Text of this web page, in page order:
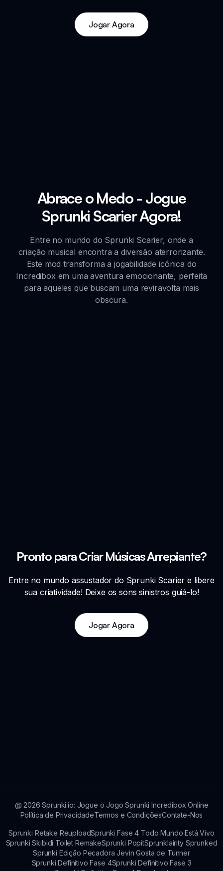
Jogar Agora
Abrace o Medo - Jogue
Sprunki Scarier Agora!
Entre no mundo do Sprunki Scarier, onde a
criação musical encontra a diversão aterrorizante.
Este mod transforma a jogabilidade icônica do
Incredibox em uma aventura emocionante, perfeita
para aqueles que buscam uma reviravolta mais
obscura.
Pronto para Criar Músicas Arrepiante?
Entre no mundo assustador do Sprunki Scarier e libere
sua criatividade! Deixe os sons sinistros guiá-lo!
Jogar Agora
@ 2026 Sprunki.io: Jogue o Jogo Sprunki Incredibox Online
Política de PrivacidadeTermos e CondiçõesContate-Nos
Sprunki Retake ReuploadSprunki Fase 4 Todo Mundo Está Vivo
Sprunki Skibidi Toilet RemakeSprunki PopitSprunklairity Sprunked
Sprunki Edição Pecadora Jevin Gosta de Tunner
Sprunki Definitivo Fase 4Sprunki Definitivo Fase 3